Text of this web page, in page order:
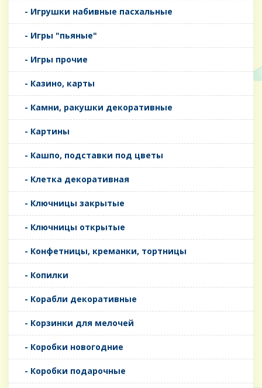
- Игрушки набивные пасхальные
- Игры "пьяные"
- Игры прочие
- Казино, карты
- Камни, ракушки декоративные
- Картины
- Кашпо, подставки под цветы
- Клетка декоративная
- Ключницы закрытые
- Ключницы открытые
- Конфетницы, креманки, тортницы
- Копилки
- Корабли декоративные
- Корзинки для мелочей
- Коробки новогодние
- Коробки подарочные